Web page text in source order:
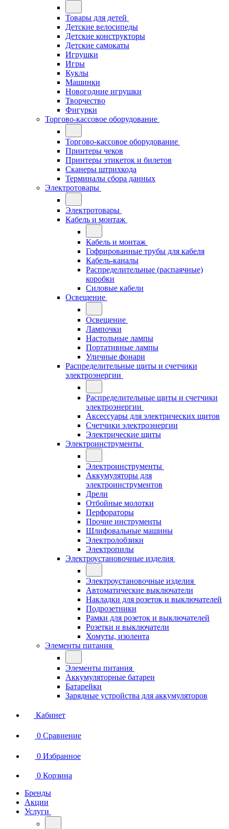
Товары для детей
Детские велосипеды
Детские конструкторы
Детские самокаты
Игрушки
Игры
Куклы
Машинки
Новогодние игрушки
Творчество
Фигурки
Торгово-кассовое оборудование
Торгово-кассовое оборудование
Принтеры чеков
Принтеры этикеток и билетов
Сканеры штрихкода
Терминалы сбора данных
Электротовары
Электротовары
Кабель и монтаж
Кабель и монтаж
Гофрированные трубы для кабеля
Кабель-каналы
Распределительные (распаячные)
коробки
Силовые кабели
Освещение
Освещение
Лампочки
Настольные лампы
Портативные лампы
Уличные фонари
Распределительные щиты и счетчики
электроэнергии
Распределительные щиты и счетчики
электроэнергии
Аксессуары для электрических щитов
Счетчики электроэнергии
Электрические щиты
Электроинструменты
Электроинструменты
Аккумуляторы для
электроинструментов
Дрели
Отбойные молотки
Перфораторы
Прочие инструменты
Шлифовальные машины
Электролобзики
Электропилы
Электроустановочные изделия
Электроустановочные изделия
Автоматические выключатели
Накладки для розеток и выключателей
Подрозетники
Рамки для розеток и выключателей
Розетки и выключатели
Хомуты, изолента
Элементы питания
Элементы питания
Аккумуляторные батареи
Батарейки
Зарядные устройства для аккумуляторов
Кабинет
0 Сравнение
0 Избранное
0 Корзина
Бренды
Акции
Услуги